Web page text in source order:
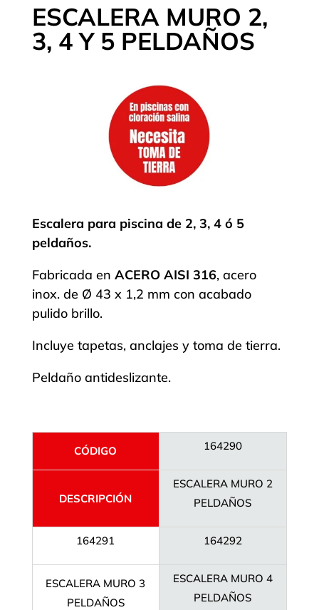
ESCALERA MURO 2,
3, 4 Y 5 PELDAÑOS
Escalera para piscina de 2, 3, 4 ó 5
peldaños.
Fabricada en ACERO AISI 316, acero
inox. de Ø 43 x 1,2 mm con acabado
pulido brillo.
Incluye tapetas, anclajes y toma de tierra.
Peldaño antideslizante.
CÓDIGO 164290
DESCRIPCIÓN
ESCALERA MURO 2
PELDAÑOS
164291 164292
ESCALERA MURO 3
PELDAÑOS
ESCALERA MURO 4
PELDAÑOS